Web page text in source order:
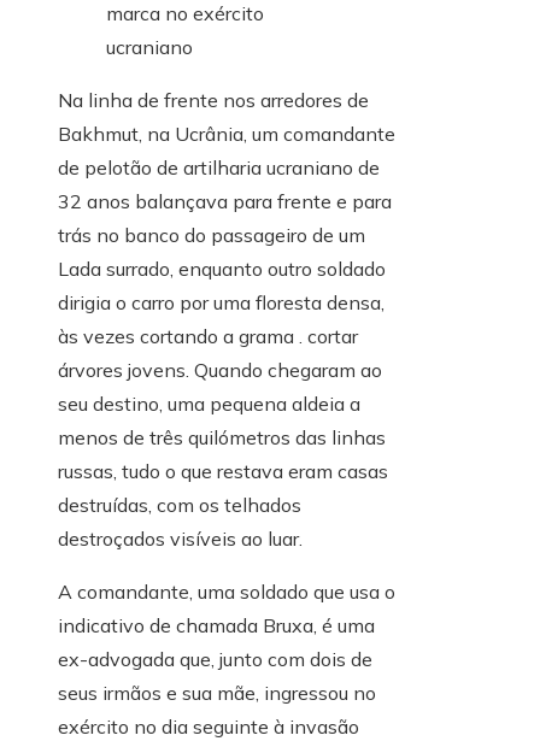
Na linha de frente nos arredores de
Bakhmut, na Ucrânia, um comandante
de pelotão de artilharia ucraniano de
32 anos balançava para frente e para
trás no banco do passageiro de um
Lada surrado, enquanto outro soldado
dirigia o carro por uma floresta densa,
às vezes cortando a grama . cortar
árvores jovens. Quando chegaram ao
seu destino, uma pequena aldeia a
menos de três quilómetros das linhas
russas, tudo o que restava eram casas
destruídas, com os telhados
destroçados visíveis ao luar.
A comandante, uma soldado que usa o
indicativo de chamada Bruxa, é uma
ex-advogada que, junto com dois de
seus irmãos e sua mãe, ingressou no
exército no dia seguinte à invasão